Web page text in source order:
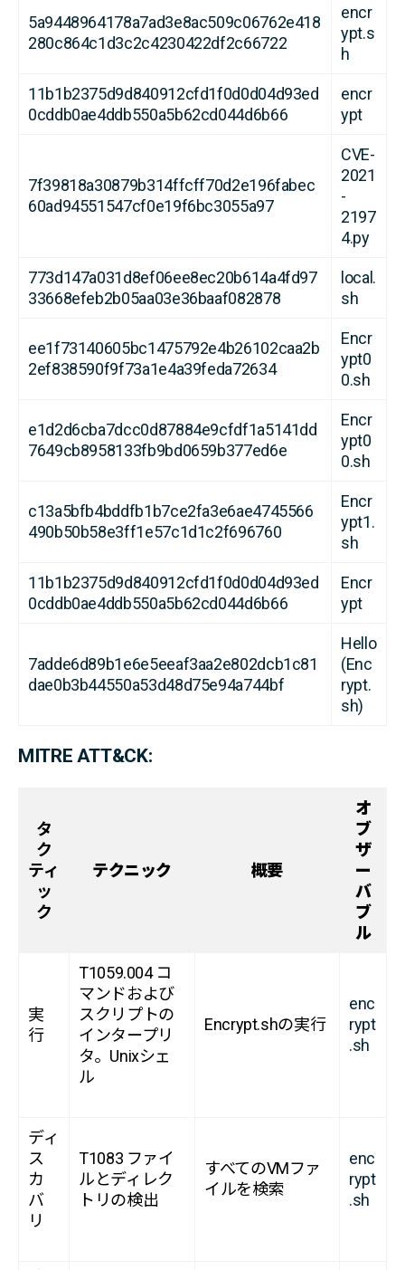
5a9448964178a7ad3e8ac509c06762e418
280c864c1d3c2c4230422df2c66722
encr
ypt.s
h
11b1b2375d9d840912cfd1f0d0d04d93ed
0cddb0ae4ddb550a5b62cd044d6b66
encr
ypt
7f39818a30879b314ffcff70d2e196fabec
60ad94551547cf0e19f6bc3055a97
CVE-
2021
-
2197
4.py
773d147a031d8ef06ee8ec20b614a4fd97
33668efeb2b05aa03e36baaf082878
local.
sh
ee1f73140605bc1475792e4b26102caa2b
2ef838590f9f73a1e4a39feda72634
Encr
ypt0
0.sh
e1d2d6cba7dcc0d87884e9cfdf1a5141dd
7649cb8958133fb9bd0659b377ed6e
Encr
ypt0
0.sh
c13a5bfb4bddfb1b7ce2fa3e6ae4745566
490b50b58e3ff1e57c1d1c2f696760
Encr
ypt1.
sh
11b1b2375d9d840912cfd1f0d0d04d93ed
0cddb0ae4ddb550a5b62cd044d6b66
Encr
ypt
7adde6d89b1e6e5eeaf3aa2e802dcb1c81
dae0b3b44550a53d48d75e94a744bf
Hello
(Enc
rypt.
sh)
MITRE ATT&CK:
タ
ク
ティ
ッ
ク
テクニック 概要
オ
ブ
ザ
ー
バ
ブ
ル
実
行
T1059.004 コ
マンドおよび
スクリプトの
インタープリ
タ。Unixシェ
ル
Encrypt.shの実行
enc
rypt
.sh
ディ
ス
カ
バ
リ
T1083 ファイ
ルとディレク
トリの検出
すべてのVMファ
イルを検索
enc
rypt
.sh